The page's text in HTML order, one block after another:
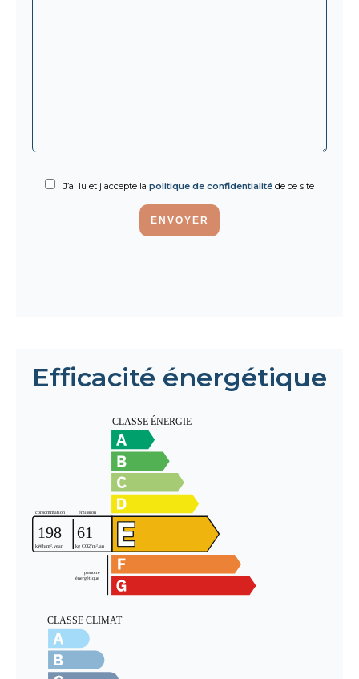
J’ai lu et j'accepte la politique de confidentialité de ce site
ENVOYER
Efficacité énergétique